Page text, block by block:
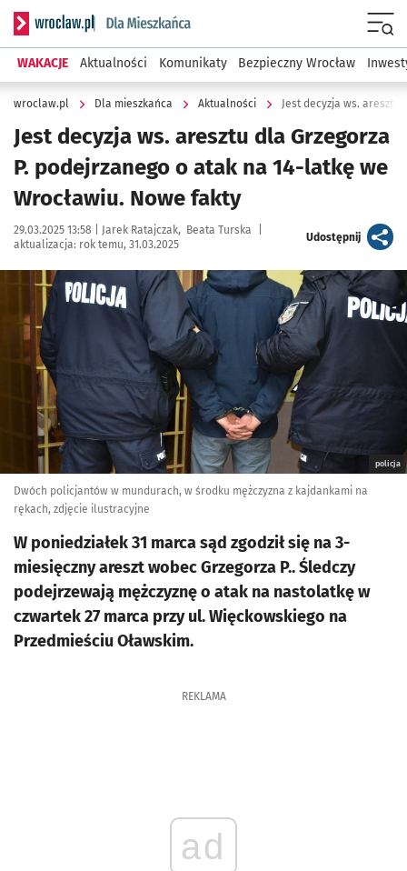
Serwis informacyjny wroclaw.pl podserwis: Dla mieszkańca
WAKACJE Aktualności Komunikaty Bezpieczny Wrocław
wroclaw.pl Dla mieszkańca Aktualności
Jest decyzja ws. aresztu dla Grzegorza
P. podejrzanego o atak na 14-latkę we
Wrocławiu. Nowe fakty
Data publikacji:
29.03.2025 13:58 | Autor:
Jarek Ratajczak Beata Turska
aktualizacja: rok temu, 31.03.2025
Udostępnijartykuł
Kliknij, aby powiększyć
policja
Dwóch policjantów w mundurach, w środku mężczyzna z kajdankami na
rękach, zdjęcie ilustracyjne
W poniedziałek 31 marca sąd zgodził się na 3-
miesięczny areszt wobec Grzegorza P.. Śledczy
podejrzewają mężczyznę o atak na nastolatkę w
czwartek 27 marca przy ul. Więckowskiego na
Przedmieściu Oławskim.
REKLAMA
ad